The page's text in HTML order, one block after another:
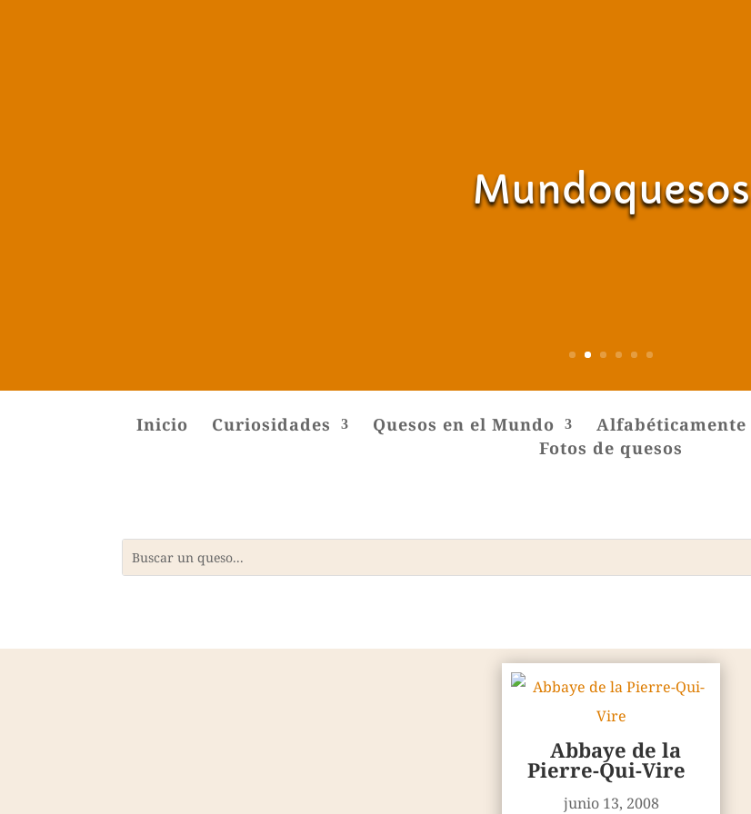
Mundoquesos
Inicio Curiosidades Quesos en el Mundo Alfabéticamente
Fotos de quesos
Abbaye de la
Pierre-Qui-Vire
junio 13, 2008